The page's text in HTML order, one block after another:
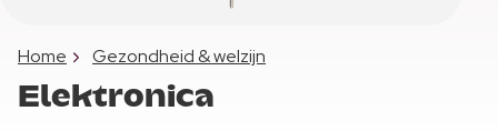
Home Gezondheid & welzijn
Elektronica